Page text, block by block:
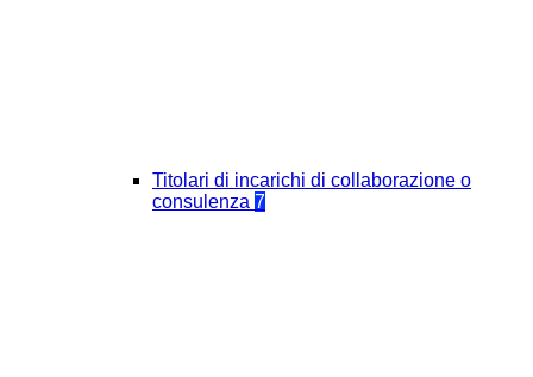
Titolari di incarichi di collaborazione o
consulenza 7